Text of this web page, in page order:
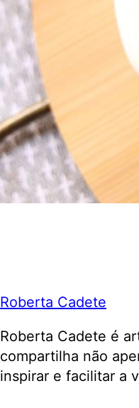
Roberta Cadete
Roberta Cadete é
compartilha não
inspirar e facilitar a